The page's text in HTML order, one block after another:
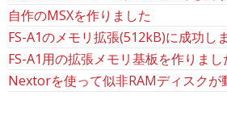
自作のMSXを作りました
FS-A1のメモリ拡張(512kB)に成功し
FS-A1用の拡張メモリ基板を作りまし
Nextorを使って似非RAMディスクが